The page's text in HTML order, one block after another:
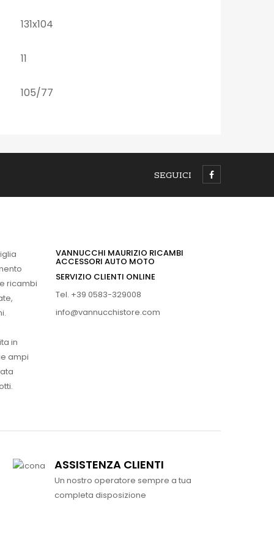
131x104
11
105/77
SEGUICI
ricambi
in
ampi
VANNUCCHI MAURIZIO RICAMBI
ACCESSORI AUTO MOTO
SERVIZIO CLIENTI ONLINE
Tel. +39 0583-329008
info@vannucchistore.com
ASSISTENZA CLIENTI
Un nostro operatore sempre a tua
completa disposizione